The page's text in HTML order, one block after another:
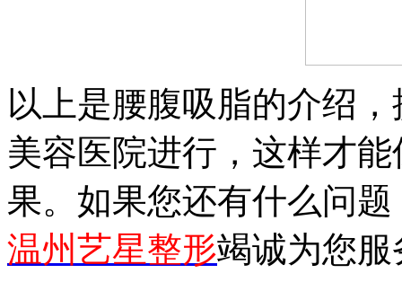
以上是腰腹吸脂的介绍
美容医院进行，这样才
果。如果您还有什么问
温州艺星整形竭诚为您服